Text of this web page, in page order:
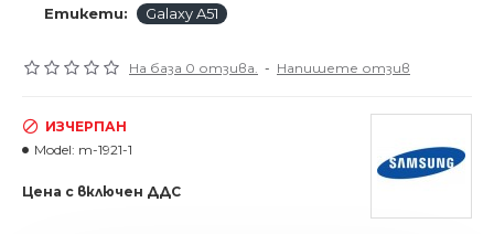
Етикети: Galaxy A51
На база 0 отзива. - Напишете отзив
ИЗЧЕРПАН
Model: m-1921-1
Цена с включен ДДС